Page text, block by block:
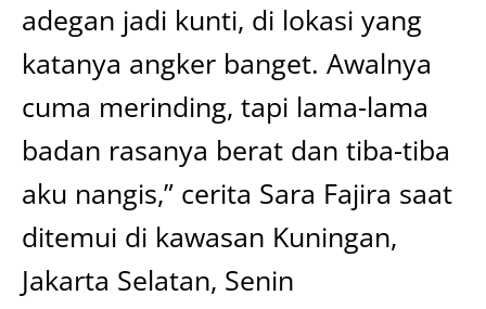
adegan jadi kunti, di lokasi yang
katanya angker banget. Awalnya
cuma merinding, tapi lama-lama
badan rasanya berat dan tiba-tiba
aku nangis,” cerita Sara Fajira saat
ditemui di kawasan Kuningan,
Jakarta Selatan, Senin